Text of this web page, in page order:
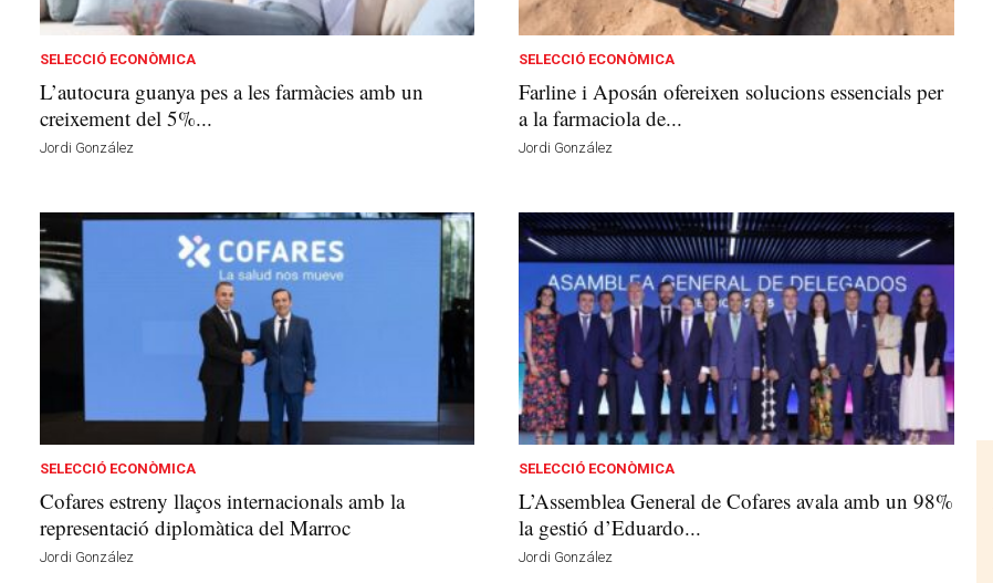
SELECCIÓ ECONÒMICA
L’autocura guanya pes a les farmàcies amb un
creixement del 5%...
Jordi González
SELECCIÓ ECONÒMICA
Farline i Aposán ofereixen solucions essencials per
a la farmaciola de...
Jordi González
SELECCIÓ ECONÒMICA
Cofares estreny llaços internacionals amb la
representació diplomàtica del Marroc
Jordi González
SELECCIÓ ECONÒMICA
L’Assemblea General de Cofares avala amb un 98%
la gestió d’Eduardo...
Jordi González